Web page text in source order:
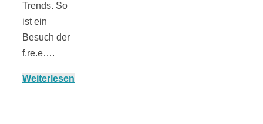
Trends. So
ist ein
Besuch der
f.re.e….
Weiterlesen